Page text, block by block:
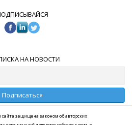
НА НОВОСТИ
Подписаться
защищена законом об авторских